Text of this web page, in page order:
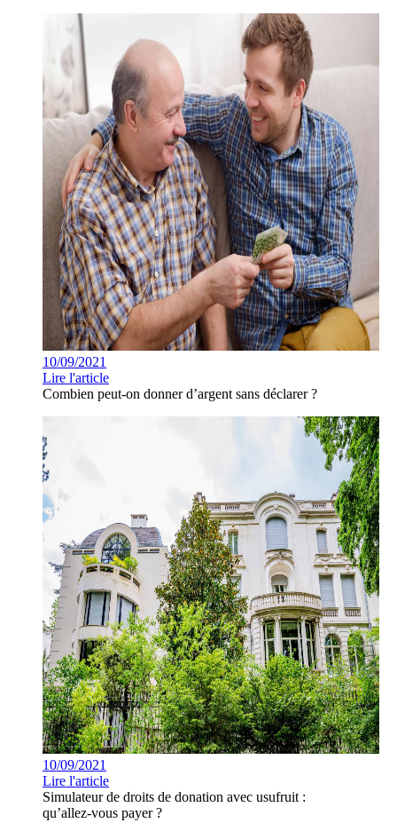
10/09/2021
Lire l'article
Combien peut-on donner d’argent sans déclarer ?
10/09/2021
Lire l'article
Simulateur de droits de donation avec usufruit :
qu’allez-vous payer ?